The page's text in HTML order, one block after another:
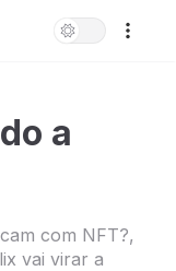
a
com NFT?,
vai virar a